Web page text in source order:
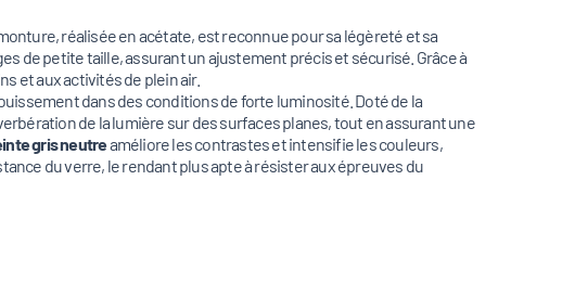
réalisée en acétate, est reconnue pour sa légèreté et sa
de petite taille, assurant un ajustement précis et sécurisé. Grâce à
et aux activités de plein air.
dans des conditions de forte luminosité. Doté de la
de la lumière sur des surfaces planes, tout en assurant une
gris neutreaméliore les contrastes et intensifie les couleurs,
du verre, le rendant plus apte à résister aux épreuves du